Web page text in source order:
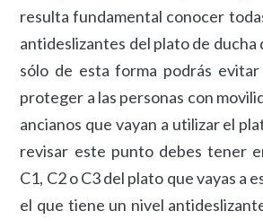
resulta fundamental conocer
antideslizantes del plato de ducha
sólo de esta forma podrás
proteger a las personas con
ancianos que vayan a utilizar el
revisar este punto debes tener
C1, C2 o C3 del plato que vayas a
el que tiene un nivel